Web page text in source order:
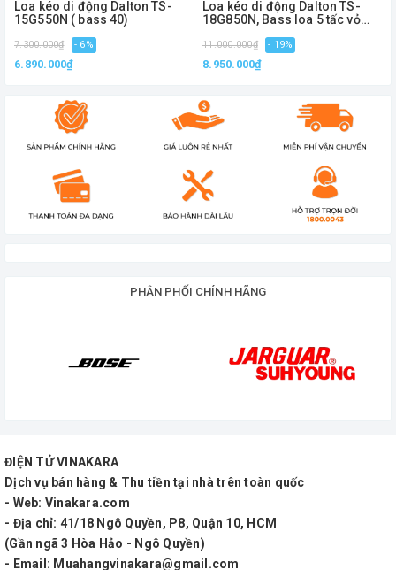
1000W chơi lớn cho tiệc tùng, cho thuê, sinh nhật....
Thông số kĩ thuật:
Hỗ trợ kết nối Bluetooth,
Loa kéo di động Dalton TS-
15G550N ( bass 40)
7.300.000₫ - 6%
6.890.000₫
Loa kéo di động Dalton TS-
18G850N, Bass loa 5 tấc vỏ
karaoke cực đỉnh
11.000.000₫ - 19%
8.950.000₫
PHÂN PHỐI CHÍNH HÃNG
ĐIỆN TỬ VINAKARA
Dịch vụ bán hàng & Thu tiền tại nhà trên toàn quốc
- Web: Vinakara.com
- Địa chỉ: 41/18 Ngô Quyền, P8, Quận 10, HCM
(Gần ngã 3 Hòa Hảo - Ngô Quyền)
- Email: Muahangvinakara@gmail.com